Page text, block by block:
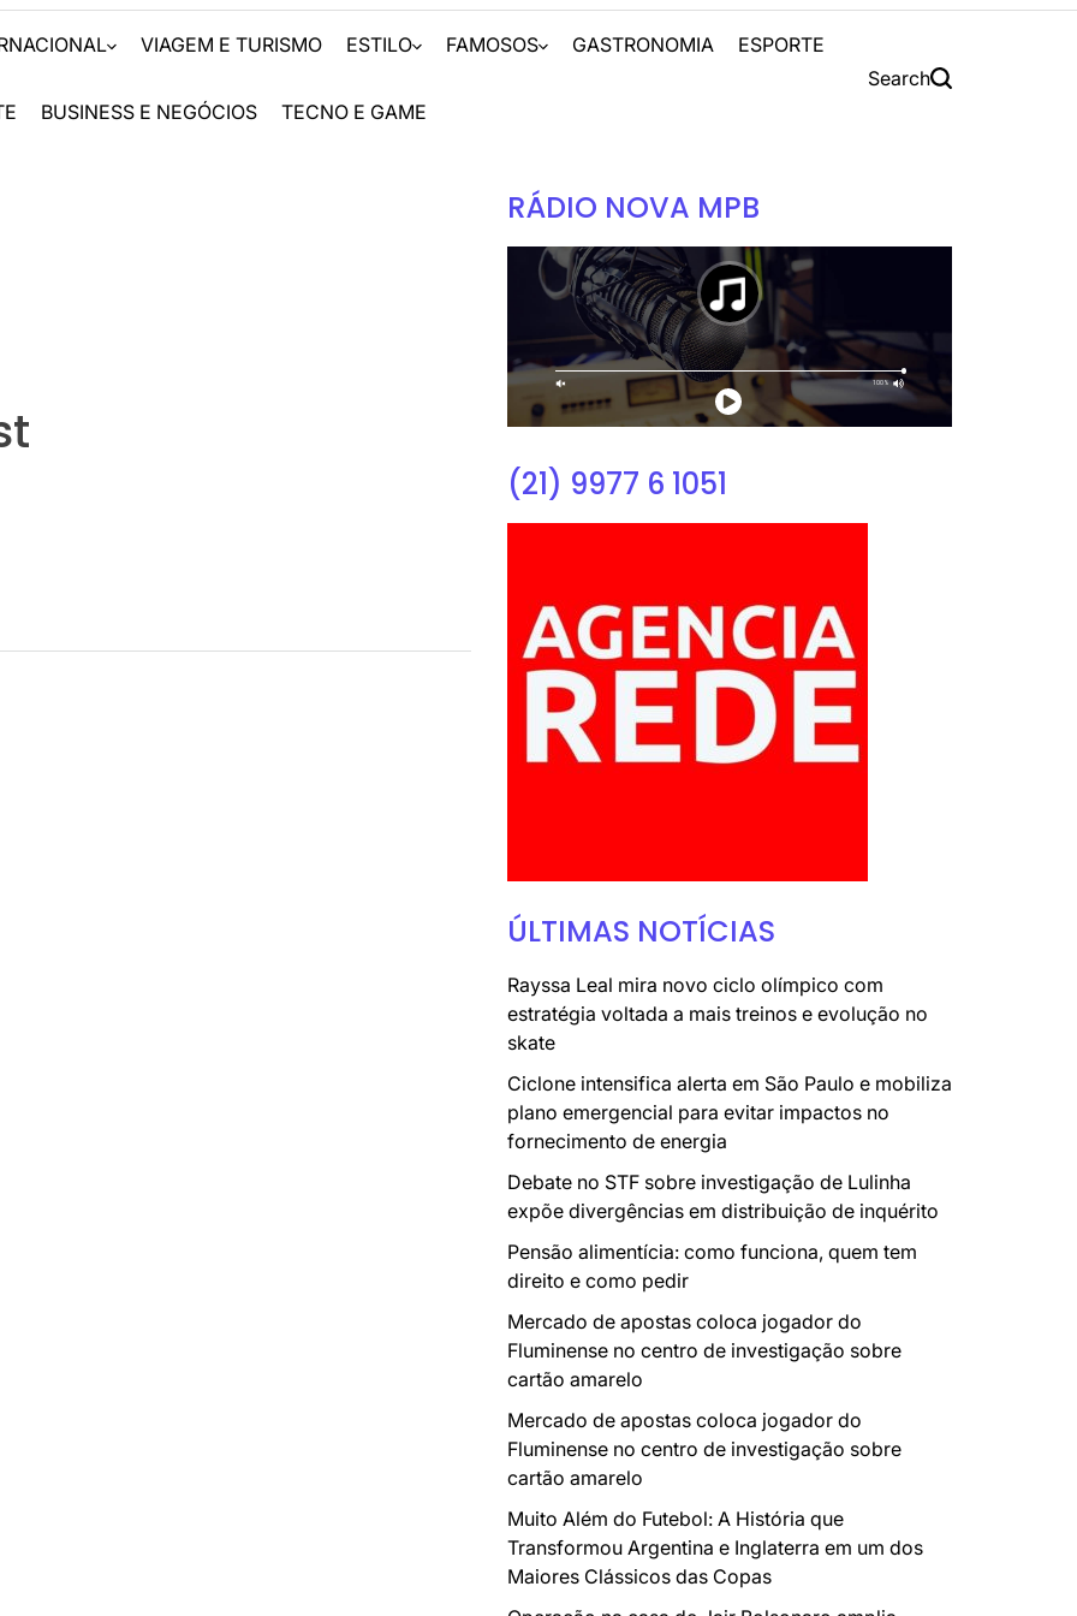
VIAGEM E TURISMO ESTILO FAMOSOS GASTRONOMIA ESPORTE
BUSINESS E NEGÓCIOS TECNO E GAME
Search
RÁDIO NOVA MPB
(21) 9977 6 1051
ÚLTIMAS NOTÍCIAS
Rayssa Leal mira novo ciclo olímpico com
estratégia voltada a mais treinos e evolução no
skate
Ciclone intensifica alerta em São Paulo e mobiliza
plano emergencial para evitar impactos no
fornecimento de energia
Debate no STF sobre investigação de Lulinha
expõe divergências em distribuição de inquérito
Pensão alimentícia: como funciona, quem tem
direito e como pedir
Mercado de apostas coloca jogador do
Fluminense no centro de investigação sobre
cartão amarelo
Mercado de apostas coloca jogador do
Fluminense no centro de investigação sobre
cartão amarelo
Muito Além do Futebol: A História que
Transformou Argentina e Inglaterra em um dos
Maiores Clássicos das Copas